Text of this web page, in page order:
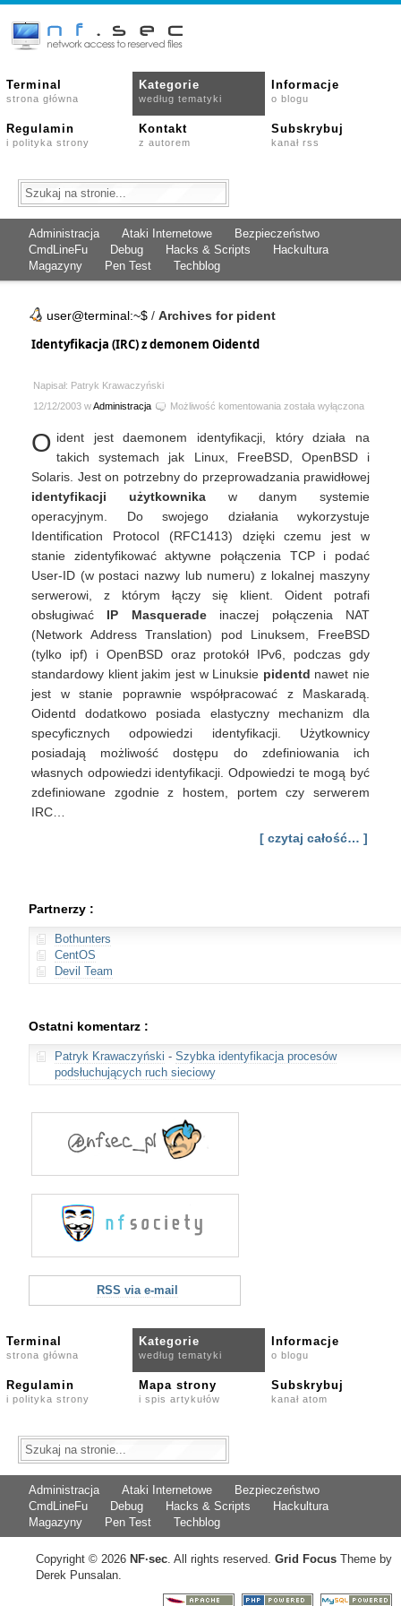
Terminal
strona główna
Kategorie
według tematyki
Informacje
o blogu
Regulamin
i polityka strony
Kontakt
z autorem
Subskrybuj
kanał rss
Administracja Ataki Internetowe
Bezpieczeństwo
CmdLineFu
Debug Hacks & Scripts
Hackultura
Magazyny
Pen Test Techblog
user@terminal:~$ / Archives for pident
Identyfikacja (IRC) z demonem Oidentd
Napisał: Patryk Krawaczyński
12/12/2003 wAdministracja Możliwość komentowania Identyfikacja
z
demonem
została wyłączona
O ident jest daemonem identyfikacji, który działa na
takich systemach jak Linux, FreeBSD, OpenBSD i
Solaris. Jest on potrzebny do przeprowadzania prawidłowej
identyfikacji użytkownikaw danym systemie
operacyjnym. Do swojego działania wykorzystuje
Identification Protocol (RFC1413) dzięki czemu jest w
stanie zidentyfikować aktywne połączenia TCP i podać
User-ID (w postaci nazwy lub numeru) z lokalnej maszyny
serwerowi, z którym łączy się klient. Oident potrafi
obsługiwać IP Masqueradeinaczej połączenia NAT
(Network Address Translation) pod Linuksem, FreeBSD
(tylko ipf) i OpenBSD oraz protokół IPv6, podczas gdy
standardowy klient jakim jest w Linuksie pidentd nawet nie
jest w stanie poprawnie współpracować z Maskaradą.
Oidentd dodatkowo posiada elastyczny mechanizm dla
specyficznych odpowiedzi identyfikacji. Użytkownicy
posiadają możliwość dostępu do zdefiniowania ich
własnych odpowiedzi identyfikacji. Odpowiedzi te mogą być
zdefiniowane zgodnie z hostem, portem czy serwerem
IRC…
[ czytaj całość… ]
Partnerzy :
Bothunters
CentOS
Devil Team
Ostatni komentarz :
Patryk Krawaczyński - Szybka identyfikacja procesów
podsłuchujących ruch sieciowy
RSS via e-mail
Terminal
strona główna
Kategorie
według tematyki
Informacje
o blogu
Regulamin
i polityka strony
Mapa strony
i spis artykułów
Subskrybuj
kanał atom
Administracja Ataki Internetowe
Bezpieczeństwo
CmdLineFu
Debug Hacks & Scripts
Hackultura
Magazyny
Pen Test Techblog
Copyright © 2026 NF·sec. All rights reserved. Grid Focus Theme by
Derek Punsalan.